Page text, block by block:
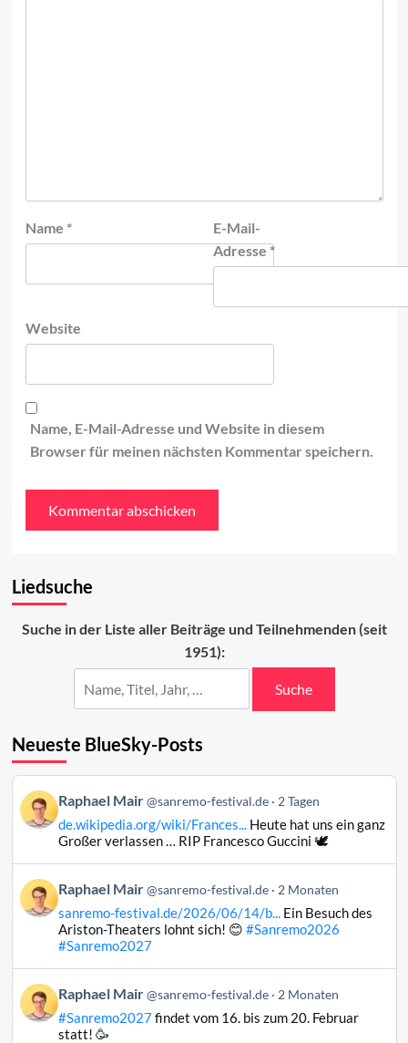
Name *
E-Mail-
Adresse *
Website
Name, E-Mail-Adresse und Website in diesem
Browser für meinen nächsten Kommentar speichern.
Liedsuche
Suche in der Liste aller Beiträge und Teilnehmenden (seit
1951):
Suche
Neueste BlueSky-Posts
Beitrag
von
Raphael
Bluesky
ansehen
Raphael Mair @sanremo-festival.de 2 Tagen
de.wikipedia.org/wiki/Frances...Heute hat uns ein ganz
Großer verlassen … RIP Francesco Guccini 🕊️
Beitrag
von
Raphael
ansehen
Raphael Mair @sanremo-festival.de 2 Monaten
sanremo-festival.de/2026/06/14/b...Ein Besuch des
Ariston-Theaters lohnt sich! 😊 #Sanremo2026
#Sanremo2027
Beitrag
von
Raphael
Raphael Mair @sanremo-festival.de 2 Monaten
#Sanremo2027findet vom 16. bis zum 20. Februar
statt! 🥳